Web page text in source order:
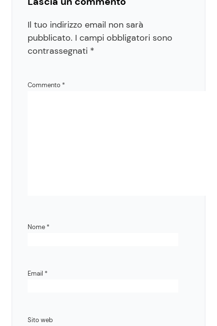
Il tuo indirizzo email non sarà
pubblicato. I campi obbligatori sono
contrassegnati *
Commento *
Nome *
Email *
Sito web